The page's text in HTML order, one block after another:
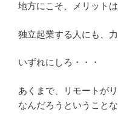
地方にこそ、メリットは
独立起業する人にも、力
いずれにしろ・・・
あくまで、リモートが
なんだろうということな